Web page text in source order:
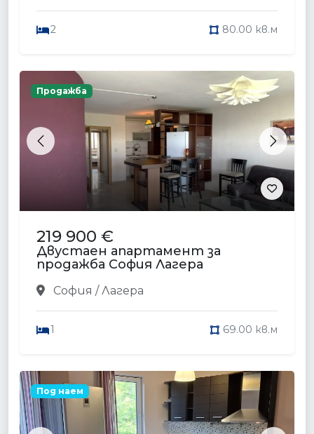
2 80.00 кв.м
Previous Next
Продажба
219 900 €
Двустаен апартамент за
продажба София Лагера
София / Лагера
1 69.00 кв.м
Под наем